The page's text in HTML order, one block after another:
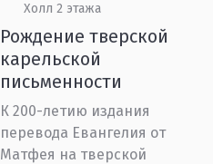
Холл 2 этажа
Рождение тверской
карельской
письменности
К 200-летию издания
перевода Евангелия от
Матфея на тверской